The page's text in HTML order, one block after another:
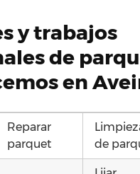
y trabajos
de
en
Reparar
parquet
de